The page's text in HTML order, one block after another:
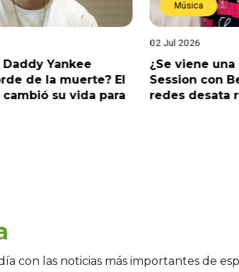
Daddy Yankee
de la muerte? El
su vida para
Música
02 Jul 2026
¿Se viene una
Session con
redes desata
con las noticias más importantes de